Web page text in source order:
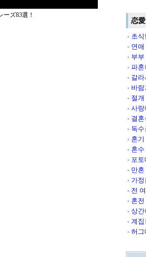
ーズ83選！
恋
초식
연애
부부
파혼
갈라
바람
절개
사랑
결혼
독수
혼기
혼수
포토
만혼
가정
전
혼전
상간
계집
허그